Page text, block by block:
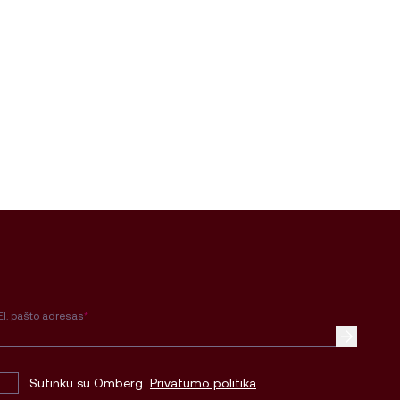
pašto adresas*
Sutinku su Omberg Privatumo politika.